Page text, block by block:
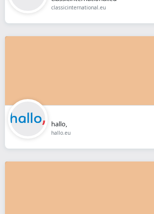
classicinternational.eu
hallo,
hallo.eu